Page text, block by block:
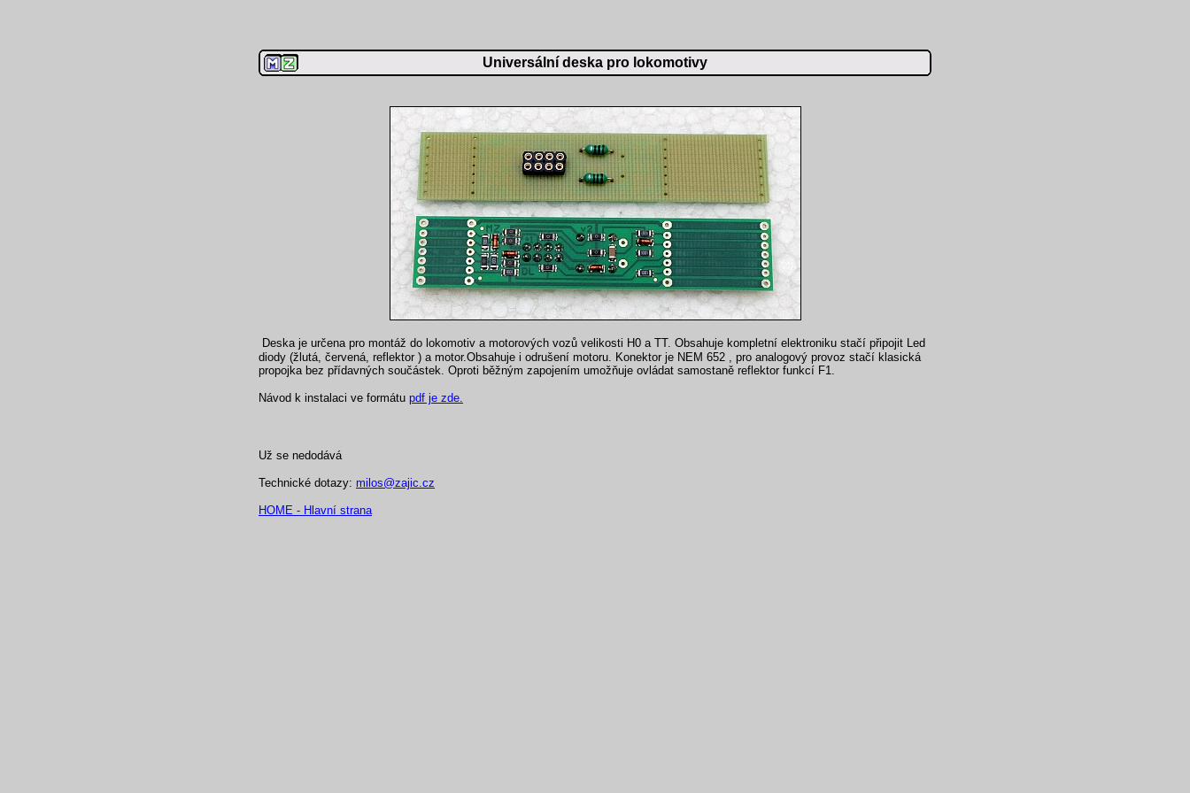
Universální deska pro lokomotivy
Deska je určena pro montáž do lokomotiv a motorových vozů velikosti H0 a TT. Obsahuje kompletní elektroniku stačí připojit Led
diody (žlutá, červená, reflektor ) a motor.Obsahuje i odrušení motoru. Konektor je NEM 652 , pro analogový provoz stačí klasická
propojka bez přídavných součástek. Oproti běžným zapojením umožňuje ovládat samostaně reflektor funkcí F1.
Návod k instalaci ve formátu pdf je zde.
Už se nedodává
Technické dotazy: milos@zajic.cz
HOME - Hlavní strana